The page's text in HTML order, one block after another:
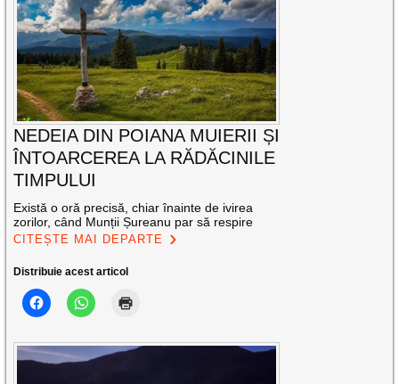
NEDEIA DIN POIANA MUIERII ȘI
ÎNTOARCEREA LA RĂDĂCINILE
TIMPULUI
Există o oră precisă, chiar înainte de ivirea
zorilor, când Munții Șureanu par să respire
CITEȘTE MAI DEPARTE
Distribuie acest articol